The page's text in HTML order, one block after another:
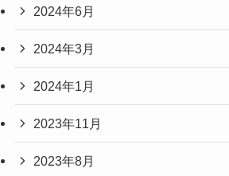
2024年6月
2024年3月
2024年1月
2023年11月
2023年8月